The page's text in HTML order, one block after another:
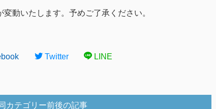
動いたします。予めご了承ください。
Twitter LINE
カテゴリー前後の記事